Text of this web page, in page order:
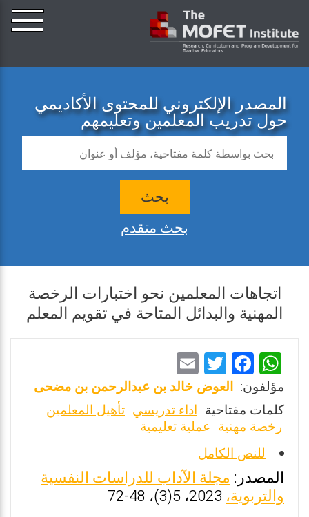
المصدر الإلكتروني للمحتوى الأكاديمي
حول تدريب المعلمين وتعليمهم
بحث
بحث متقدم
اتجاهات المعلمين نحو اختبارات الرخصة
المهنية والبدائل المتاحة في تقويم المعلم
W
h
at
s
A
p
p
F
a
ce
b
o
o
k
T
wi
tt
er
m
ai
l
مؤلفون: العوض خالد بن عبدالرحمن بن مضحى
كلمات مفتاحية: اداء تدريسي تأهيل المعلمين
رخصة مهنية عملية تعليمية
للنص الكامل
المصدر:مجلة الآداب للدراسات النفسية
والتربوية،